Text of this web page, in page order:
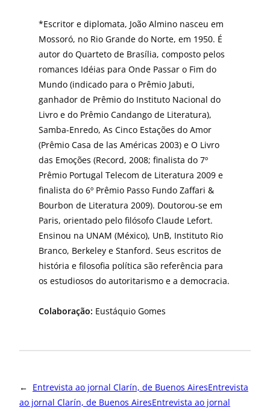
*Escritor e diplomata, João Almino nasceu em
Mossoró, no Rio Grande do Norte, em 1950. É
autor do Quarteto de Brasília, composto pelos
romances Idéias para Onde Passar o Fim do
Mundo (indicado para o Prêmio Jabuti,
ganhador de Prêmio do Instituto Nacional do
Livro e do Prêmio Candango de Literatura),
Samba-Enredo, As Cinco Estações do Amor
(Prêmio Casa de las Américas 2003) e O Livro
das Emoções (Record, 2008; finalista do 7º
Prêmio Portugal Telecom de Literatura 2009 e
finalista do 6º Prêmio Passo Fundo Zaffari &
Bourbon de Literatura 2009). Doutorou-se em
Paris, orientado pelo filósofo Claude Lefort.
Ensinou na UNAM (México), UnB, Instituto Rio
Branco, Berkeley e Stanford. Seus escritos de
história e filosofia política são referência para
os estudiosos do autoritarismo e a democracia.
Colaboração: Eustáquio Gomes
← Entrevista ao jornal Clarín, de Buenos AiresEntrevista
ao jornal Clarín, de Buenos AiresEntrevista ao jornal